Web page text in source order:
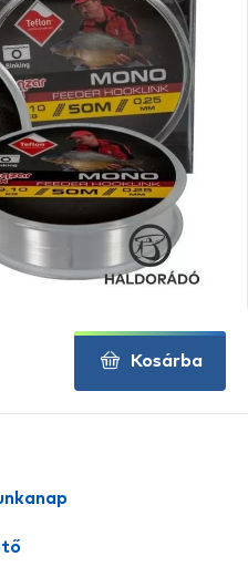
Kosárba